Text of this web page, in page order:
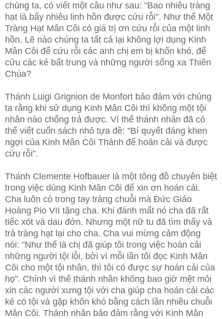
chúng ta, có viết một câu như sau: ”Bao nhiêu tràng
hạt là bấy nhiêu linh hồn được cứu rỗi”. Như thế Một
Tràng Hạt Mân Côi có giá trị ơn cứu rỗi của một linh
hồn. Lẽ nào chúng ta tất cả lại không lợi dụng Kinh
Mân Côi để cứu rỗi các anh chị em bị khốn khó, để
cứu các kẻ bất trung và những người sống xa Thiên
Chúa?
Thánh Luigi Grignion de Monfort bảo đảm với chúng
ta rằng khi sử dụng Kinh Mân Côi thì không một tội
nhân nào chống trả được. Vì thế thánh nhân đã có
thể viết cuốn sách nhỏ tựa đề: ”Bí quyết đáng khen
ngợi của Kinh Mân Côi Thánh để hoán cải và được
cứu rỗi”.
Thánh Clemente Hofbauer là một tông đồ chuyên biệt
trong việc dùng Kinh Mân Côi để xin ơn hoán cải.
Cha luôn có trong tay tràng chuỗi mà Đức Giáo
Hoàng Pio VII tặng cha. Khi đánh mất nó cha đã rất
tiếc xót và dau đớn. Nhưng một nữ tu đã tìm thấy và
trả tràng hạt lại cho cha. Cha vui mừng cảm động
nói: ”Như thế là chị đã giúp tôi trong việc hoán cải
những người tội lỗi, bởi vì mỗi lần tôi đọc Kinh Mân
Côi cho một tội nhân, thì tôi có được sự hoán cải của
họ”. Chính vì thế thánh nhân không bao giờ mệt mỏi
xin các người xưng tội với cha giúp cha hoán cải các
kẻ có tội và gặp khốn khó bằng cách lần nhiều chuỗi
Mân Côi. Thánh nhân bảo đảm rằng với Kinh Mân